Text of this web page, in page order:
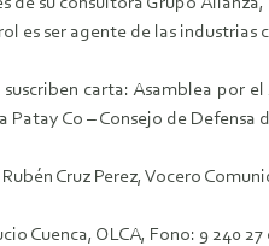
es ser agente de las
suscriben carta: Asamblea por
Patay Co – Consejo de
Cruz Perez, Vocero
Cuenca, OLCA, Fono: 9 240 27